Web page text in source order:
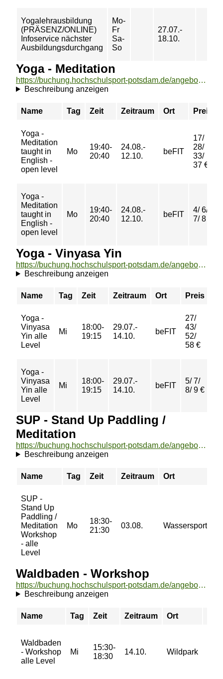
Yogalehrausbildung
(PRÄSENZ/ONLINE)
Infoservice nächster
Ausbildungsdurchgang
Mo-
Fr
Sa-
So
27.07.-
18.10.
Yoga - Meditation
https://buchung.hochschulsport-potsdam.de/angebote/aktueller_zeitraum/_Yoga_-_Meditation.html
Beschreibung anzeigen
Name Tag Zeit Zeitraum Ort Preis
Yoga -
Meditation
taught in
English -
open level
Mo
19:40-
20:40
24.08.-
12.10.
beFIT
17/
28/
33/
37 €
Yoga -
Meditation
taught in
English -
open level
Mo
19:40-
20:40
24.08.-
12.10.
beFIT
4/ 6/
7/ 8 €
Yoga - Vinyasa Yin
https://buchung.hochschulsport-potsdam.de/angebote/aktueller_zeitraum/_Yoga_-_Vinyasa_Yin.html
Beschreibung anzeigen
Name Tag Zeit Zeitraum Ort Preis
Yoga -
Vinyasa
Yin alle
Level
Mi
18:00-
19:15
29.07.-
14.10.
beFIT
27/
43/
52/
58 €
Yoga -
Vinyasa
Yin alle
Level
Mi
18:00-
19:15
29.07.-
14.10.
beFIT
5/ 7/
8/ 9 €
SUP - Stand Up Paddling /
Meditation
https://buchung.hochschulsport-potsdam.de/angebote/aktueller_zeitraum/_SUP_-_Stand_Up_Paddling___Meditation.html
Beschreibung anzeigen
Name Tag Zeit Zeitraum Ort
SUP -
Stand Up
Paddling /
Meditation
Workshop
- alle
Level
Mo
18:30-
21:30
03.08.
Waldbaden - Workshop
https://buchung.hochschulsport-potsdam.de/angebote/aktueller_zeitraum/_Waldbaden_-_Workshop.html
Beschreibung anzeigen
Name Tag Zeit Zeitraum Ort
Waldbaden
- Workshop
alle Level
Mi
15:30-
18:30
14.10. Wildpark